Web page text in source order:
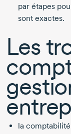
par étapes
sont exactes.
Les
la